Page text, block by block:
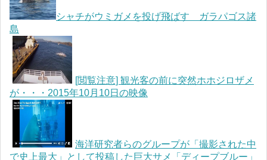
シャチがウミガメを投げ飛ばす ガラパゴス諸
島
[閲覧注意] 観光客の前に突然ホホジロザメ
が・・・2015年10月10日の映像
海洋研究者らのグループが「撮影された中
で史上最大」として投稿した巨大サメ「ディープブルー」